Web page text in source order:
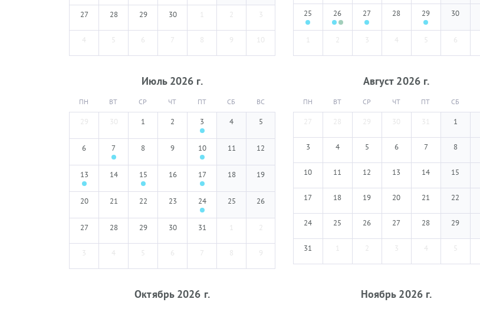
27 28 29 30 1 2 3
4 5 6 7 8 9 10
25 26 27 28 29 30
1 2 3 4 5 6
Июль 2026 г.
ПН ВТ СР ЧТ ПТ СБ ВС
29 30 1 2 3 4 5
6 7 8 9 10 11 12
13 14 15 16 17 18 19
20 21 22 23 24 25 26
27 28 29 30 31 1 2
3 4 5 6 7 8 9
Август 2026 г.
ПН ВТ СР ЧТ ПТ СБ
27 28 29 30 31 1
3 4 5 6 7 8
10 11 12 13 14 15
17 18 19 20 21 22
24 25 26 27 28 29
31 1 2 3 4 5
Октябрь 2026 г. Ноябрь 2026 г.